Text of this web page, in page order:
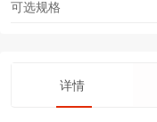
可选规格
详情